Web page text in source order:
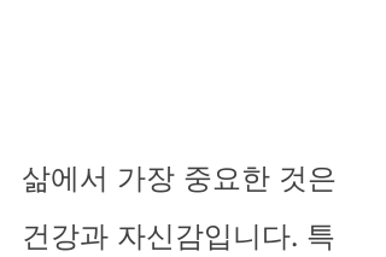
삶에서 가장 중요한 것은
건강과 자신감입니다. 특